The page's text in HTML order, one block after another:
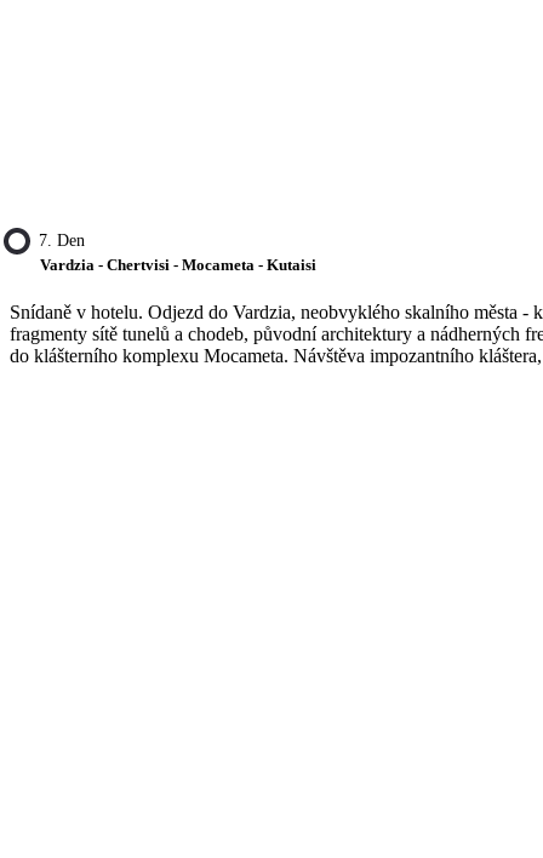
7. Den
Vardzia - Chertvisi - Mocameta - Kutaisi
Snídaně v hotelu. Odjezd do Vardzia, neobvyklého skalního města
fragmenty sítě tunelů a chodeb, původní architektury a nádherných
do klášterního komplexu Mocameta. Návštěva impozantního